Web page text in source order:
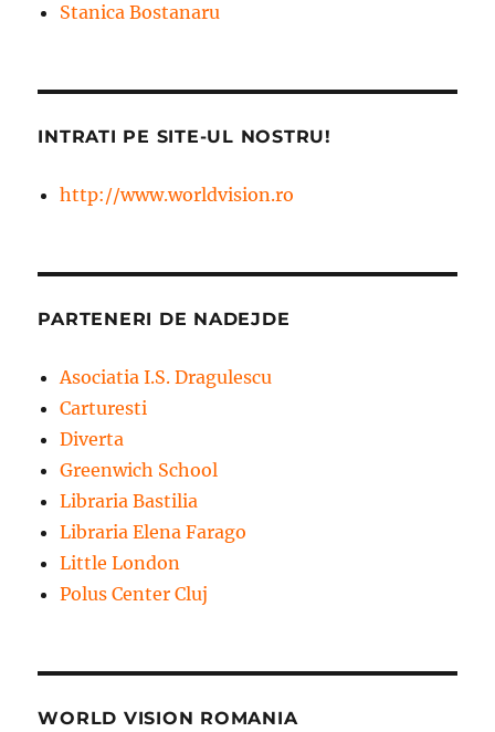
Stanica Bostanaru
INTRATI PE SITE-UL NOSTRU!
http://www.worldvision.ro
PARTENERI DE NADEJDE
Asociatia I.S. Dragulescu
Carturesti
Diverta
Greenwich School
Libraria Bastilia
Libraria Elena Farago
Little London
Polus Center Cluj
WORLD VISION ROMANIA